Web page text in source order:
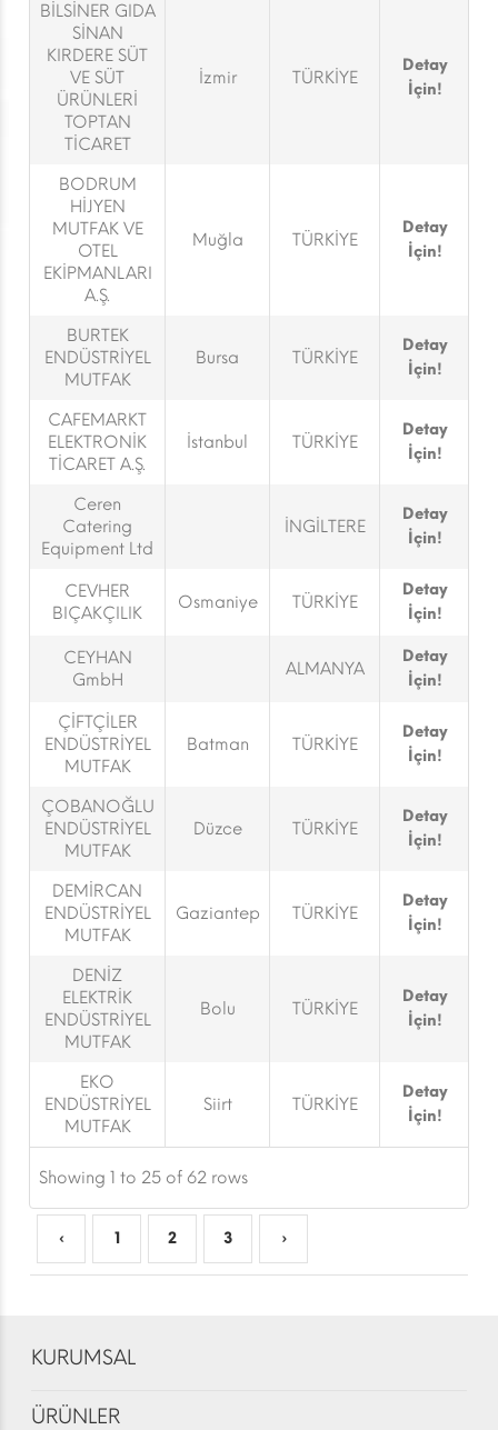
BİLSİNER GIDA
SİNAN
KIRDERE SÜT
VE SÜT
ÜRÜNLERİ
TOPTAN
TİCARET
İzmir TÜRKİYE
Detay
İçin!
BODRUM
HİJYEN
MUTFAK VE
OTEL
EKİPMANLARI
A.Ş.
Muğla TÜRKİYE
Detay
İçin!
BURTEK
ENDÜSTRİYEL
MUTFAK
Bursa TÜRKİYE
Detay
İçin!
CAFEMARKT
ELEKTRONİK
TİCARET A.Ş.
İstanbul TÜRKİYE
Detay
İçin!
Ceren
Catering
Equipment Ltd
İNGİLTERE
Detay
İçin!
CEVHER
BIÇAKÇILIK
Osmaniye TÜRKİYE
Detay
İçin!
CEYHAN
GmbH
ALMANYA
Detay
İçin!
ÇİFTÇİLER
ENDÜSTRİYEL
MUTFAK
Batman TÜRKİYE
Detay
İçin!
ÇOBANOĞLU
ENDÜSTRİYEL
MUTFAK
Düzce TÜRKİYE
Detay
İçin!
DEMİRCAN
ENDÜSTRİYEL
MUTFAK
Gaziantep TÜRKİYE
Detay
İçin!
DENİZ
ELEKTRİK
ENDÜSTRİYEL
MUTFAK
Bolu TÜRKİYE
Detay
İçin!
EKO
ENDÜSTRİYEL
MUTFAK
Siirt TÜRKİYE
Detay
İçin!
Showing 1 to 25 of 62 rows
‹ 1 2 3 ›
KURUMSAL
ÜRÜNLER